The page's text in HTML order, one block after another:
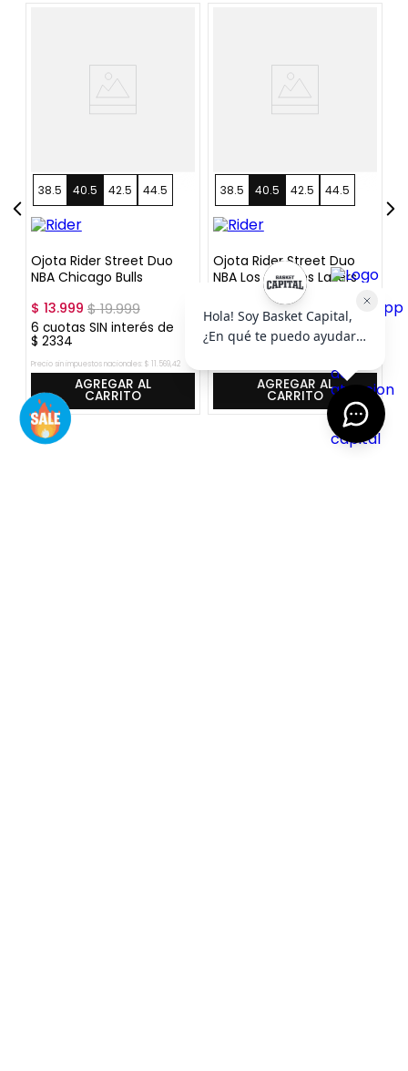
38.5 40.5 42.5 44.5
Ojota Rider Street Duo
NBA Chicago Bulls
$ 13.999 $19.999
6 cuotas SIN interés de
$ 2334
Precio sin impuestos nacionales: $ 11 569,42
AGREGAR AL
CARRITO
38.5 40.5 42.5 44.5
Ojota Rider Street Duo
NBA Los Angeles Lakers
$ 13 .999 $19.999
cuotas SIN interés de
$ 2334
AGREGAR AL
CARRITO
$